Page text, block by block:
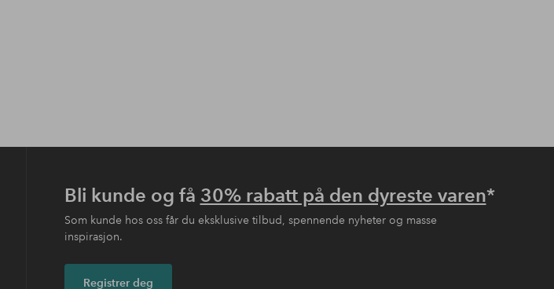
Bli kunde og få 30% rabatt på den dyreste varen*
Som kunde hos oss får du eksklusive tilbud, spennende nyheter og masse
inspirasjon.
Registrer deg